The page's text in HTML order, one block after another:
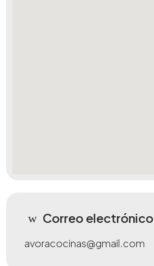
Correo electrónico
avoracocinas@gmail.com